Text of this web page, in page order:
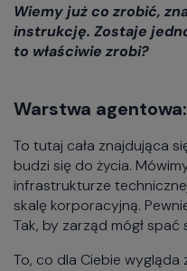
Wiemy już co zrobić,
instrukcję. Zostaje
to właściwie zrobi?
Warstwa
To tutaj cała znajdująca
budzi się do życia.
infrastrukturze
skalę korporacyjną.
Tak, by zarząd mógł spać
To, co dla Ciebie